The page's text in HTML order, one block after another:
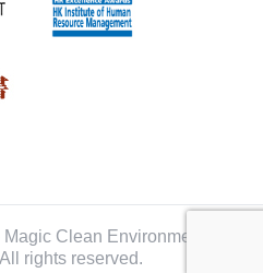
Clean Environmental
rights reserved.